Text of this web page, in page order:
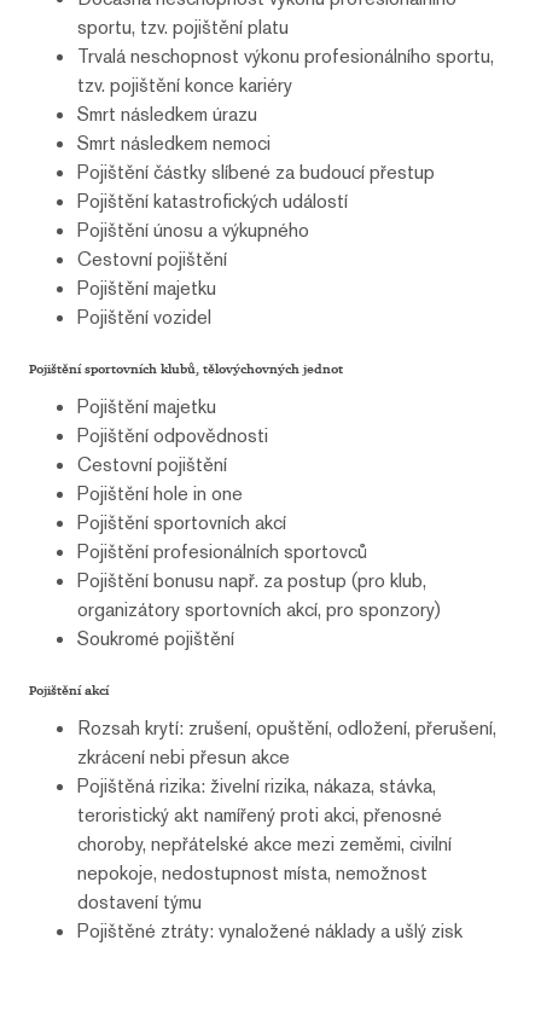
sportu, tzv. pojištění platu
Trvalá neschopnost výkonu profesionálního sportu,
tzv. pojištění konce kariéry
Smrt následkem úrazu
Smrt následkem nemoci
Pojištění částky slíbené za budoucí přestup
Pojištění katastrofických událostí
Pojištění únosu a výkupného
Cestovní pojištění
Pojištění majetku
Pojištění vozidel
Pojištění sportovních klubů, tělovýchovných jednot
Pojištění majetku
Pojištění odpovědnosti
Cestovní pojištění
Pojištění hole in one
Pojištění sportovních akcí
Pojištění profesionálních sportovců
Pojištění bonusu např. za postup (pro klub,
organizátory sportovních akcí, pro sponzory)
Soukromé pojištění
Pojištění akcí
Rozsah krytí: zrušení, opuštění, odložení, přerušení,
zkrácení nebi přesun akce
Pojištěná rizika: živelní rizika, nákaza, stávka,
teroristický akt namířený proti akci, přenosné
choroby, nepřátelské akce mezi zeměmi, civilní
nepokoje, nedostupnost místa, nemožnost
dostavení týmu
Pojištěné ztráty: vynaložené náklady a ušlý zisk